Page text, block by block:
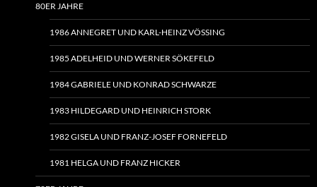
80ER JAHRE
1986 ANNEGRET UND KARL-HEINZ VÖSSING
1985 ADELHEID UND WERNER SÖKEFELD
1984 GABRIELE UND KONRAD SCHWARZE
1983 HILDEGARD UND HEINRICH STORK
1982 GISELA UND FRANZ-JOSEF FORNEFELD
1981 HELGA UND FRANZ HICKER